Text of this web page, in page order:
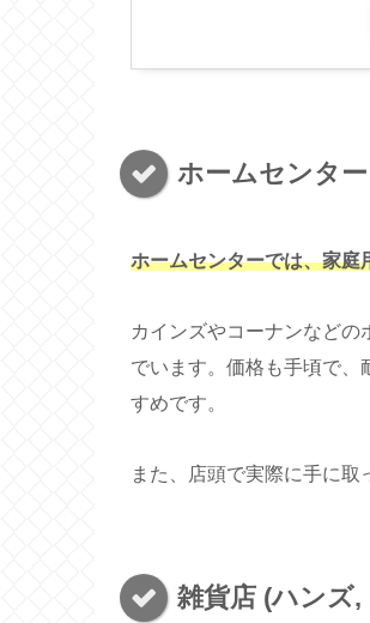
ホームセンタ
ホームセンターでは、家庭
カインズやコーナンなど
でいます。価格も手頃で、
すめです。
また、店頭で実際に手に取
雑貨店 (ハンズ,